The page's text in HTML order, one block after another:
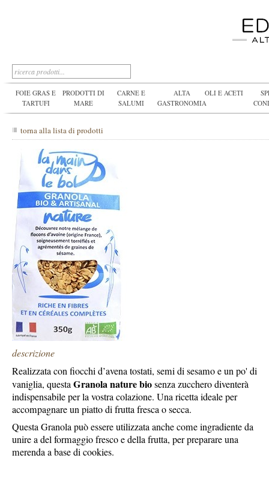
FOIE GRAS E
TARTUFI
PRODOTTI DI
MARE
CARNE E
SALUMI
ALTA
GASTRONOMIA
OLI E ACETI
torna alla lista di prodotti
descrizione
Realizzata con fiocchi d’avena tostati, semi di sesamo e un po' di
vaniglia, questaGranola nature biosenza zucchero diventerà
indispensabile per la vostra colazione. Una ricetta ideale per
accompagnare un piatto di frutta fresca o secca.
Questa Granola può essere utilizzata anche come ingradiente da
unire a del formaggio fresco e della frutta, per preparare una
merenda a base di cookies.